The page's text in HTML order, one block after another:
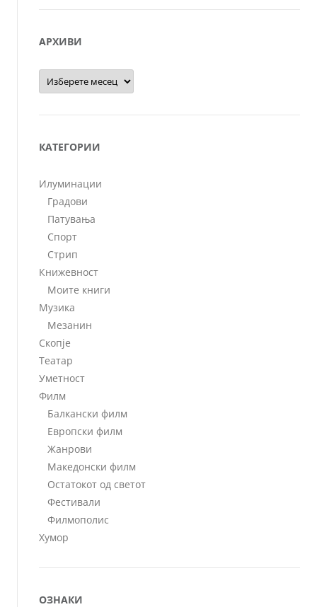
АРХИВИ
Архиви
КАТЕГОРИИ
Илуминации
Градови
Патувања
Спорт
Стрип
Книжевност
Моите книги
Музика
Мезанин
Скопје
Театар
Уметност
Филм
Балкански филм
Европски филм
Жанрови
Македонски филм
Остатокот од светот
Фестивали
Филмополис
Хумор
ОЗНАКИ